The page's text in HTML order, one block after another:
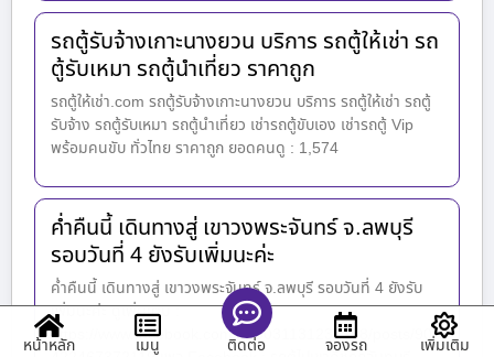
รถตู้รับจ้างเกาะนางยวน บริการ รถตู้ให้เช่า รถ
ตู้รับเหมา รถตู้นำเที่ยว ราคาถูก
รถตู้ให้เช่า.com รถตู้รับจ้างเกาะนางยวน บริการ รถตู้ให้เช่า รถตู้
รับจ้าง รถตู้รับเหมา รถตู้นำเที่ยว เช่ารถตู้ขับเอง เช่ารถตู้ Vip
พร้อมคนขับ ทั่วไทย ราคาถูก ยอดคนดู : 1,574
ค่ำคืนนี้ เดินทางสู่ เขาวงพระจันทร์ จ.ลพบุรี
รอบวันที่ 4 ยังรับเพิ่มนะค่ะ
ค่ำคืนนี้ เดินทางสู่ เขาวงพระจันทร์ จ.ลพบุรี รอบวันที่ 4 ยังรับ
เพิ่มนะค่ะ ดูเพิ่มเติม :
https://www.facebook.com/100031131232158/posts/903
หน้าหลัก เมนู ติดต่อ จองรถ เพิ่มเติม